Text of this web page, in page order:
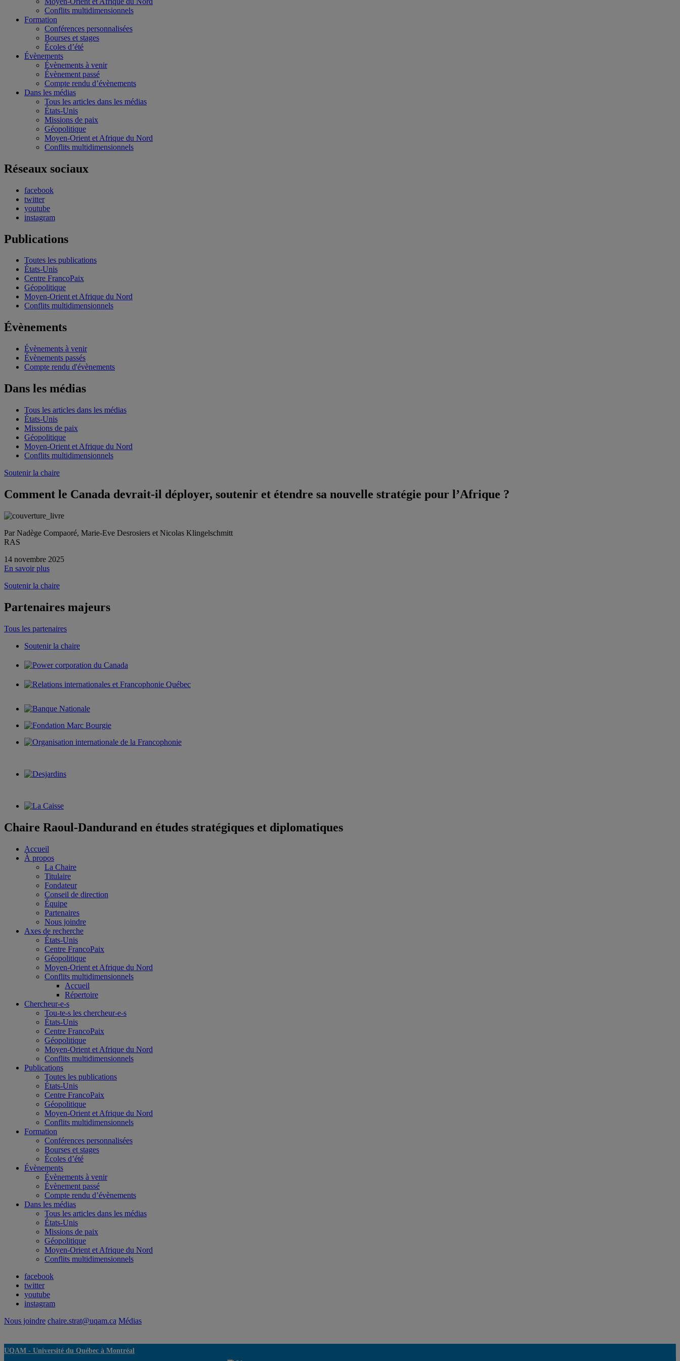
Conflits multidimensionnels
Formation
Conférences personnalisées
Bourses et stages
Écoles d’été
Évènements
Évènements à venir
Évènement passé
Compte rendu d’évènements
Dans les médias
Tous les articles dans les médias
États-Unis
Missions de paix
Géopolitique
Moyen-Orient et Afrique du Nord
Conflits multidimensionnels
Réseaux sociaux
facebook
twitter
youtube
instagram
Publications
Toutes les publications
États-Unis
Centre FrancoPaix
Géopolitique
Moyen-Orient et Afrique du Nord
Conflits multidimensionnels
Évènements
Évènements à venir
Évènements passés
Compte rendu d'évènements
Dans les médias
Tous les articles dans les médias
États-Unis
Missions de paix
Géopolitique
Moyen-Orient et Afrique du Nord
Conflits multidimensionnels
Soutenir la chaire
Comment le Canada devrait-il déployer, soutenir et étendre sa nouvelle stratégie pour l’Afrique ?
Par Nadège Compaoré, Marie-Eve Desrosiers et Nicolas Klingelschmitt
RAS
14 novembre 2025
En savoir plus
Soutenir la chaire
Partenaires majeurs
Tous les partenaires
Soutenir la chaire
Chaire Raoul-Dandurand en études stratégiques et diplomatiques
Accueil
À propos
La Chaire
Titulaire
Fondateur
Conseil de direction
Équipe
Partenaires
Nous joindre
Axes de recherche
États-Unis
Centre FrancoPaix
Géopolitique
Moyen-Orient et Afrique du Nord
Conflits multidimensionnels
Accueil
Répertoire
Chercheur-e-s
Tou-te-s les chercheur-e-s
États-Unis
Centre FrancoPaix
Géopolitique
Moyen-Orient et Afrique du Nord
Conflits multidimensionnels
Publications
Toutes les publications
États-Unis
Centre FrancoPaix
Géopolitique
Moyen-Orient et Afrique du Nord
Conflits multidimensionnels
Formation
Conférences personnalisées
Bourses et stages
Écoles d’été
Évènements
Évènements à venir
Évènement passé
Compte rendu d’évènements
Dans les médias
Tous les articles dans les médias
États-Unis
Missions de paix
Géopolitique
Moyen-Orient et Afrique du Nord
Conflits multidimensionnels
facebook
twitter
youtube
instagram
Nous joindre chaire.strat@uqam.ca Médias
UQAM - Université du Québec à Montréal